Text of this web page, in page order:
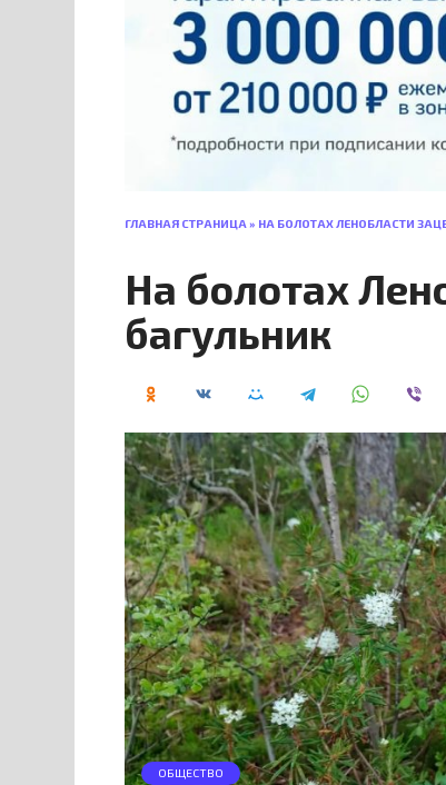
ГЛАВНАЯ СТРАНИЦА» НА БОЛОТАХ ЛЕНОБЛАСТИ
На болотах
багульник
ОБЩЕСТВО